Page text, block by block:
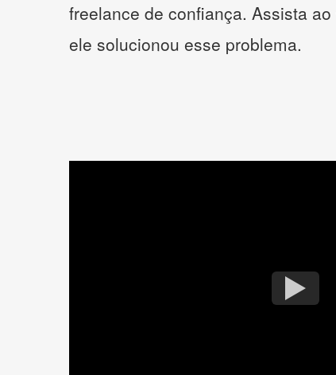
freelance de confiança. Assista
ele solucionou esse problema.